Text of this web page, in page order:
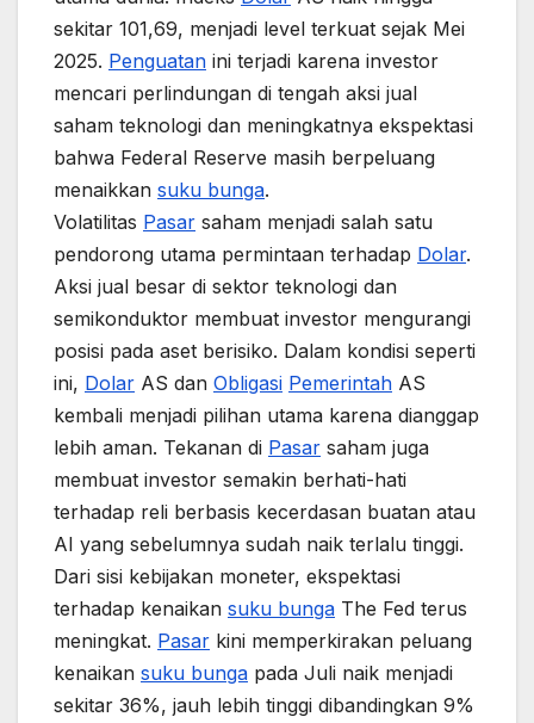
sekitar 101,69, menjadi level terkuat sejak Mei
2025. Penguatan ini terjadi karena investor
mencari perlindungan di tengah aksi jual
saham teknologi dan meningkatnya ekspektasi
bahwa Federal Reserve masih berpeluang
menaikkan suku bunga.
Volatilitas Pasar saham menjadi salah satu
pendorong utama permintaan terhadap Dolar.
Aksi jual besar di sektor teknologi dan
semikonduktor membuat investor mengurangi
posisi pada aset berisiko. Dalam kondisi seperti
ini, Dolar AS dan Obligasi Pemerintah AS
kembali menjadi pilihan utama karena dianggap
lebih aman. Tekanan di Pasar saham juga
membuat investor semakin berhati-hati
terhadap reli berbasis kecerdasan buatan atau
AI yang sebelumnya sudah naik terlalu tinggi.
Dari sisi kebijakan moneter, ekspektasi
terhadap kenaikan suku bunga The Fed terus
meningkat. Pasar kini memperkirakan peluang
kenaikan suku bunga pada Juli naik menjadi
sekitar 36%, jauh lebih tinggi dibandingkan 9%